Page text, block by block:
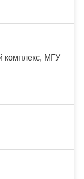
комплекс, МГУ